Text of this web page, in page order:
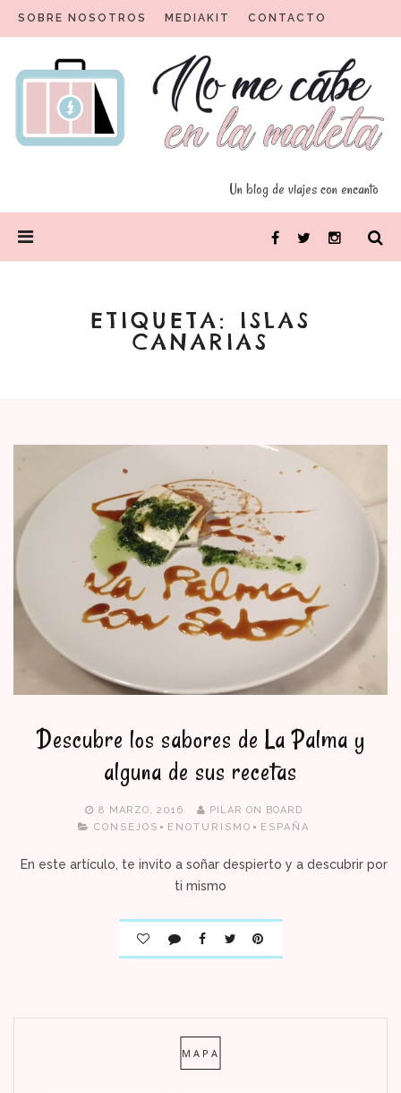
SOBRE NOSOTROS MEDIAKIT CONTACTO
Un blog de viajes con encanto
No me cabe en la maleta
Un blog para viajeros con encanto
FacebookTwitter Instagram
ETIQUETA: ISLAS
CANARIAS
Descubre los sabores de La Palma y
alguna de sus recetas
8 MARZO, 2016
PILAR ON BOARD
CONSEJOS
ENOTURISMO ESPAÑA
En este artículo, te invito a soñar despierto y a descubrir por
ti mismo
MAPA